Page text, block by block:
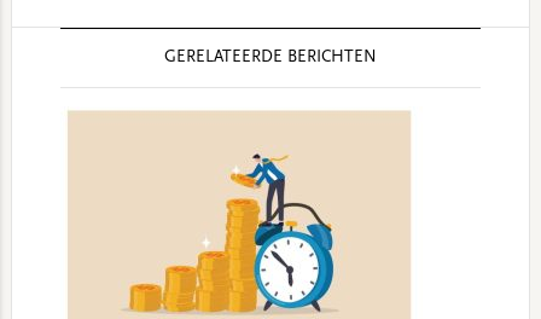
GERELATEERDE BERICHTEN